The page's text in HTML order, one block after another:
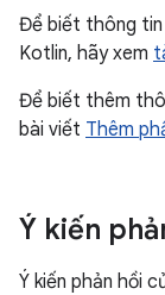
Để biết thông tin
Kotlin, hãy xem
Để biết thêm
bài viết Thêm
Ý kiến
Ý kiến phản hồi